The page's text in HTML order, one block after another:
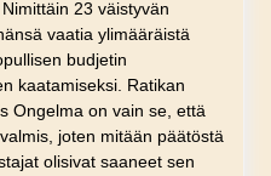
23 väistyvän
vaatia ylimääräistä
budjetin
kaatamiseksi. Ratikan
Ongelma on vain se, että
joten mitään päätöstä
olisivat saaneet sen